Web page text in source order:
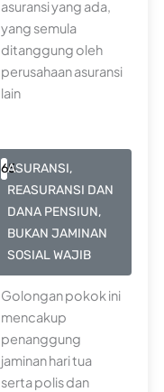
asuransi yang ada,
yang semula
ditanggung oleh
perusahaan asuransi
lain
65ASURANSI,
REASURANSI DAN
DANA PENSIUN,
BUKAN JAMINAN
SOSIAL WAJIB
Golongan pokok ini
mencakup
penanggung
jaminan hari tua
serta polis dan